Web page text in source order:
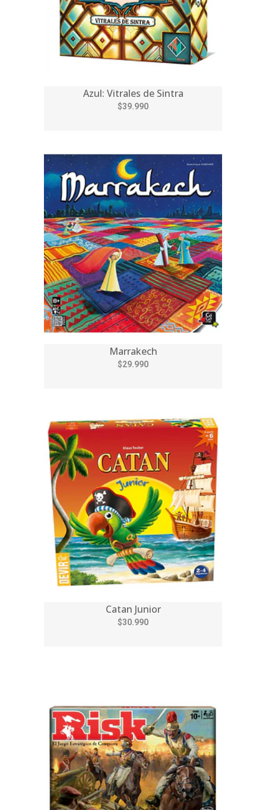
Azul: Vitrales de Sintra
$39.990
Marrakech
$29.990
Catan Junior
$30.990